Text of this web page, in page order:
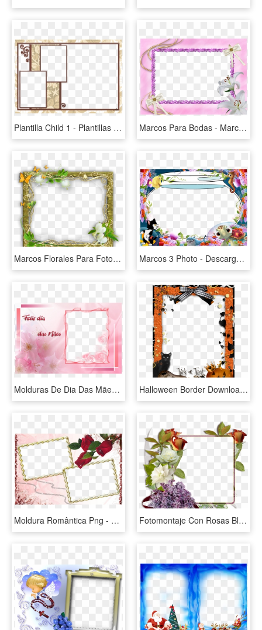
Plantilla Child 1 - Plantillas Para Album De Fotos Gratis, HD Png Download Marcos Para Bodas - Marco Para Fotos Digitales Gratis, HD Png Download
Marcos Florales Para Fotos Formato Png Gratis - Marcos Para Fotos Formato Png Gratis, Transparent Png Marcos 3 Photo - Descargar Marcos Para Fotos Familiares Gratis, HD Png Download
Molduras De Dia Das Mães Para Fotos - Marco Para Foto Con Flores Rosadas, HD Png Download Halloween Border Download Transparent Png Image - Marcos Para Fotos Halloween Gratis, Png Download
Moldura Romântica Png - Marcos Para Fotos Gratis, Transparent Png Fotomontaje Con Rosas Blancas Y Rojas Descargar Marcos - Marcos Rosas En Png, Transparent Png